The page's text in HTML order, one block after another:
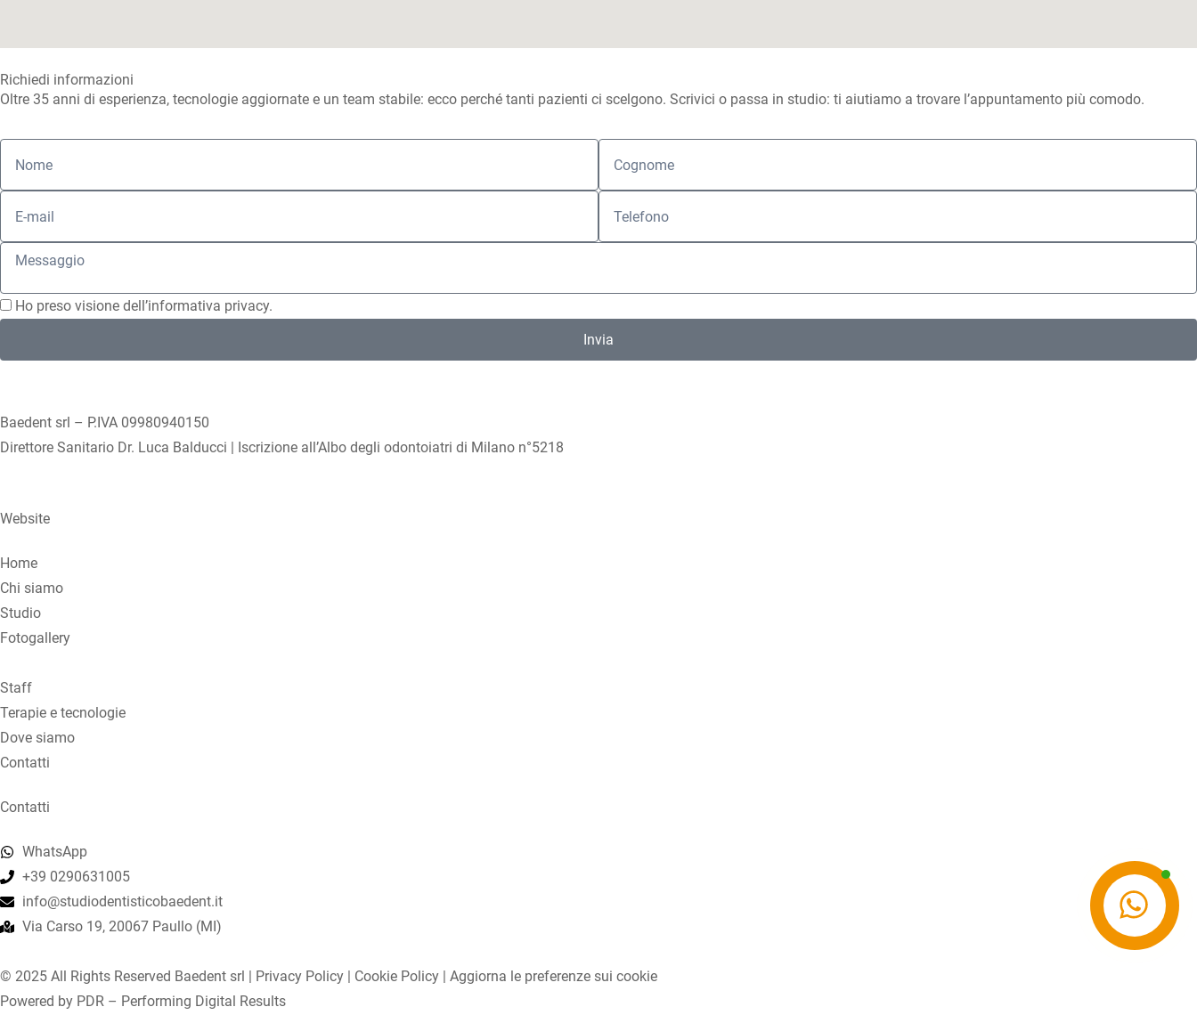
Richiedi informazioni
Oltre 35 anni di esperienza, tecnologie aggiornate e un team stabile: ecco perché tanti pazienti ci scelgono. Scrivici o passa in studio: ti aiutiamo a trovare l’appuntamento più comodo.
Ho preso visione dell’informativa privacy.
Invia
Baedent srl – P.IVA 09980940150
Direttore Sanitario Dr. Luca Balducci | Iscrizione all’Albo degli odontoiatri di Milano n°5218
Website
Home
Chi siamo
Studio
Fotogallery
Staff
Terapie e tecnologie
Dove siamo
Contatti
Contatti
WhatsApp
+39 0290631005
info@studiodentisticobaedent.it
Via Carso 19, 20067 Paullo (MI)
© 2025 All Rights Reserved Baedent srl | Privacy Policy | Cookie Policy | Aggiorna le preferenze sui cookie
Powered by PDR – Performing Digital Results
Contattaci